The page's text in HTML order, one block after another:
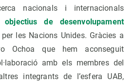
nacionals i internacionals
objectius de desenvolupament
les Nacions Unides. Gràcies a
Ochoa que hem aconseguit
amb els membres del
integrants de l’esfera UAB,